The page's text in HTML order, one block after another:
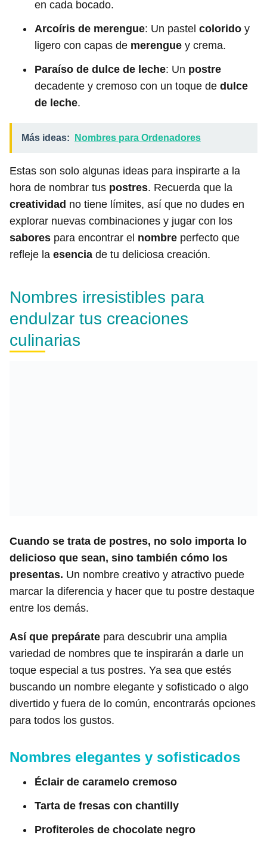
en cada bocado.
Arcoíris de merengue: Un pastel colorido y
ligero con capas de merengue y crema.
Paraíso de dulce de leche: Un postre
decadente y cremoso con un toque de dulce
de leche.
Más ideas: Nombres para Ordenadores
Estas son solo algunas ideas para inspirarte a la
hora de nombrar tus postres. Recuerda que la
creatividad no tiene límites, así que no dudes en
explorar nuevas combinaciones y jugar con los
sabores para encontrar el nombre perfecto que
refleje la esencia de tu deliciosa creación.
Nombres irresistibles para
endulzar tus creaciones
culinarias
Cuando se trata de postres, no solo importa lo
delicioso que sean, sino también cómo los
presentas. Un nombre creativo y atractivo puede
marcar la diferencia y hacer que tu postre destaque
entre los demás.
Así que prepárate para descubrir una amplia
variedad de nombres que te inspirarán a darle un
toque especial a tus postres. Ya sea que estés
buscando un nombre elegante y sofisticado o algo
divertido y fuera de lo común, encontrarás opciones
para todos los gustos.
Nombres elegantes y sofisticados
Éclair de caramelo cremoso
Tarta de fresas con chantilly
Profiteroles de chocolate negro